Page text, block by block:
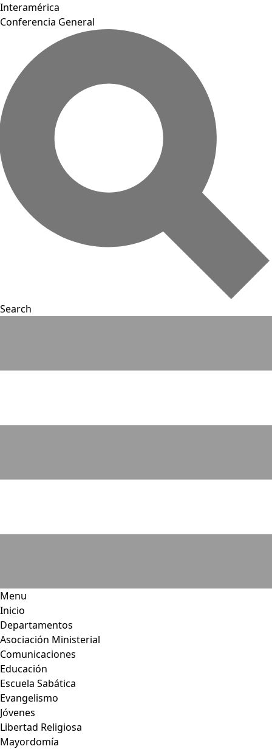
Interamérica
Conferencia General
Search
Menu
Inicio
Departamentos
Asociación Ministerial
Comunicaciones
Educación
Escuela Sabática
Evangelismo
Jóvenes
Libertad Religiosa
Mayordomía